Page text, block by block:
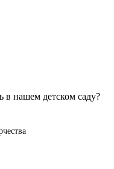
в нашем детском саду?